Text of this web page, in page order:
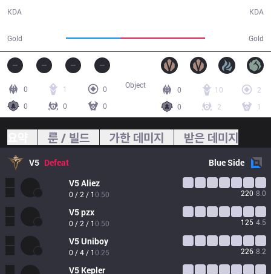
KDA
Gold Gold
KDA
0 1
0
0
0 0
0 10
2
0
2 1
Object
룬 / 빌드 가한 데미지 받은 데미지
V5 Defeat BlueSide
V5Aliez
0 / 2 / 10.50 220 8.0
V5pzx
0 / 2 / 10.50 125 4.5
V5Uniboy
0 / 4 / 10.25 226 8.2
V5 Kepler